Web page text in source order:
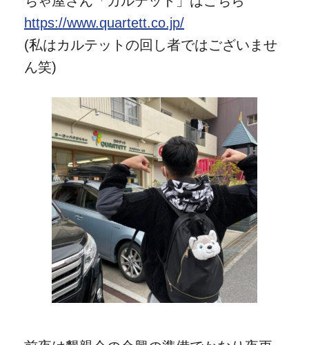
https://www.quartett.co.jp/
(私はカルテットの回し者ではございませ
ん笑)